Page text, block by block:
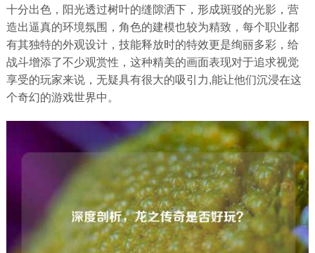
十分出色，阳光透过树叶的缝隙洒下，形成斑驳的光影，营
造出逼真的环境氛围，角色的建模也较为精致，每个职业都
有其独特的外观设计，技能释放时的特效更是绚丽多彩，给
战斗增添了不少观赏性，这种精美的画面表现对于追求视觉
享受的玩家来说，无疑具有很大的吸引力,能让他们沉浸在这
个奇幻的游戏世界中。